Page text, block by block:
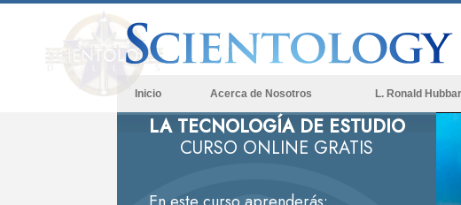
Inicio Acerca de Nosotros L. Ronald
LA TECNOLOGÍA DE ESTUDIO
CURSO ONLINE GRATIS